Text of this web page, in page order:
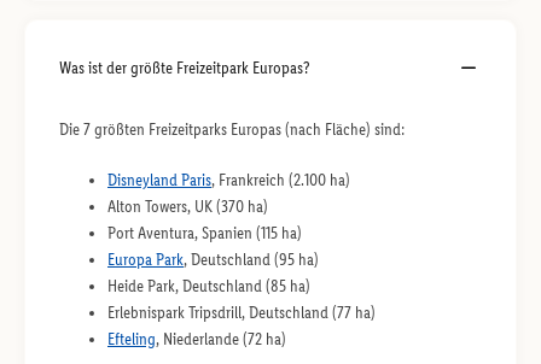
Was ist der größte Freizeitpark Europas?
Die 7 größten Freizeitparks Europas (nach Fläche) sind:
Disneyland Paris, Frankreich (2.100 ha)
Alton Towers, UK (370 ha)
Port Aventura, Spanien (115 ha)
Europa Park, Deutschland (95 ha)
Heide Park, Deutschland (85 ha)
Erlebnispark Tripsdrill, Deutschland (77 ha)
Efteling, Niederlande (72 ha)